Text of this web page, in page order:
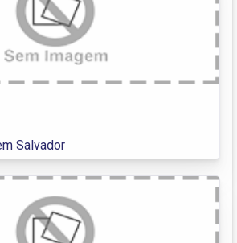
Salvador